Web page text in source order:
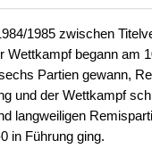
1985 zwischen
begann am
Partien gewann,
und der Wettkampf
langweiligen
in Führung ging.